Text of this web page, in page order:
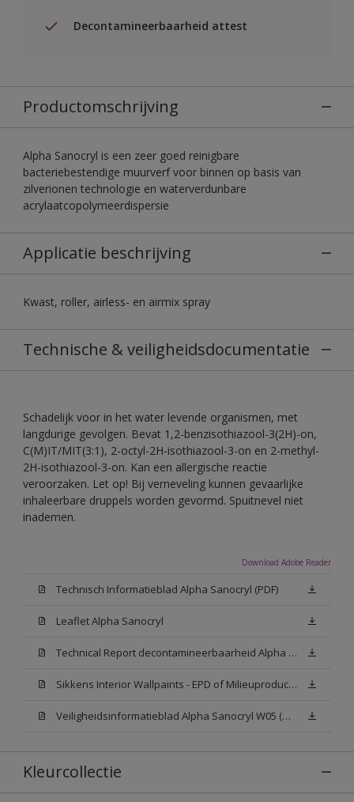
Decontamineerbaarheid attest
Productomschrijving
Alpha Sanocryl is een zeer goed reinigbare
bacteriebestendige muurverf voor binnen op basis van
zilverionen technologie en waterverdunbare
acrylaatcopolymeerdispersie
Applicatie beschrijving
Kwast, roller, airless- en airmix spray
Technische & veiligheidsdocumentatie
Schadelijk voor in het water levende organismen, met
langdurige gevolgen. Bevat 1,2-benzisothiazool-3(2H)-on,
C(M)IT/MIT(3:1), 2-octyl-2H-isothiazool-3-on en 2-methyl-
2H-isothiazool-3-on. Kan een allergische reactie
veroorzaken. Let op! Bij verneveling kunnen gevaarlijke
inhaleerbare druppels worden gevormd. Spuitnevel niet
inademen.
Download Adobe Reader
Technisch Informatieblad Alpha Sanocryl (PDF)
Leaflet Alpha Sanocryl
Technical Report decontamineerbaarheid Alpha Sanocryl
Sikkens Interior Wallpaints - EPD of Milieuproductverklaring
Veiligheidsinformatieblad Alpha Sanocryl W05 (MSDS)
Kleurcollectie